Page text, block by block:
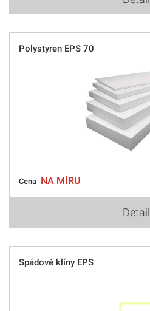
Polystyren EPS 70
Cena NA MÍRU
Detail
Spádové klíny EPS